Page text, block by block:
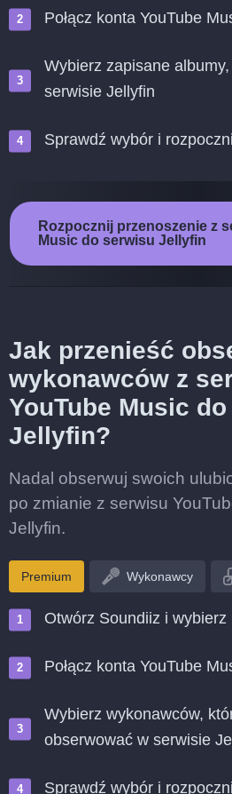
Połącz konta YouTube
Wybierz zapisane
serwisie Jellyfin
Sprawdź wybór i
Rozpocznij przenoszenie z
Music do serwisu Jellyfin
Jak przenieść
wykonawców z
YouTube Music
Jellyfin?
Nadal obserwuj swoich
po zmianie z serwisu
Jellyfin.
Premium Wykonawcy
Otwórz Soundiiz i
Połącz konta YouTube
Wybierz wykonawców,
obserwować w serwisie
Sprawdź wybór i